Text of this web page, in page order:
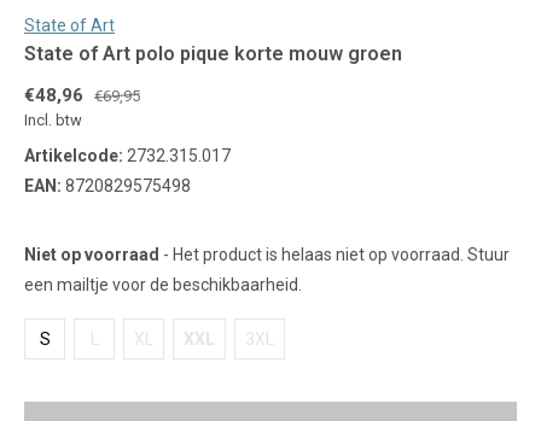
State of Art
State of Art polo pique korte mouw groen
€48,96
€69,95
Incl. btw
Artikelcode: 2732.315.017
EAN: 8720829575498
Niet op voorraad - Het product is helaas niet op voorraad. Stuur
een mailtje voor de beschikbaarheid.
S XL XXL 3XL